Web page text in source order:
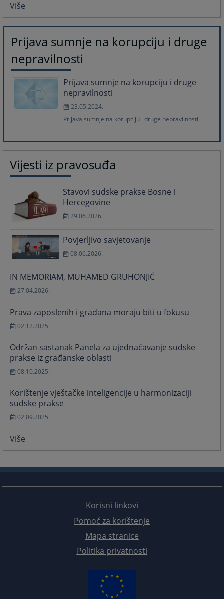
Više
Prijava sumnje na korupciju i druge
nepravilnosti
Prijava sumnje na korupciju i druge
nepravilnosti
23.05.2024.
Prijava sumnje na korupciju i druge nepravilnosti
Vijesti iz pravosuđa
Stavovi sudske prakse Bosne i
Hercegovine
29.06.2026.
Povjerljivo savjetovanje
08.06.2026.
IN MEMORIAM, MUHAMED GRUHONJIĆ
27.04.2026.
Prava zaposlenih i građana moraju biti u fokusu
02.12.2025.
Održan sastanak Panela za ujednačavanje sudske
prakse iz građanske oblasti
08.10.2025.
Korištenje vještačke inteligencije u harmonizaciji
sudske prakse
02.09.2025.
Više
Korisni linkovi
Pomoć za korištenje
Mapa stranice
Politika privatnosti